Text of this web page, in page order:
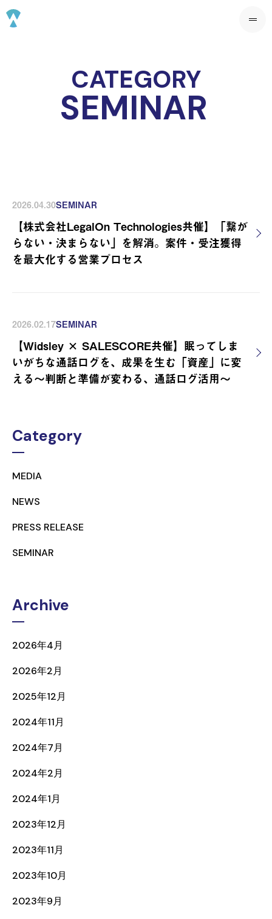
CATEGORY
SEMINAR
Category
MEDIA
NEWS
PRESS RELEASE
SEMINAR
Archive
2026年4月
2026年2月
2025年12月
2024年11月
2024年7月
2024年2月
2024年1月
2023年12月
2023年11月
2023年10月
2023年9月
2026.04.30SEMINAR
【株式会社LegalOn Technologies共催】「繋が
らない・決まらない」を解消。案件・受注獲得
を最大化する営業プロセス
2026.02.17SEMINAR
【Widsley × SALESCORE共催】眠ってしま
いがちな通話ログを、成果を生む「資産」に変
える〜判断と準備が変わる、通話ログ活用〜